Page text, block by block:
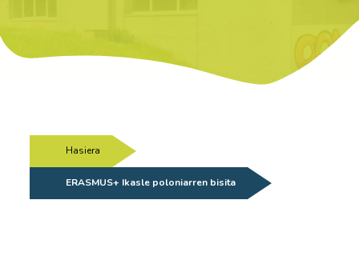
Hasiera
ERASMUS+ Ikasle poloniarren bisita